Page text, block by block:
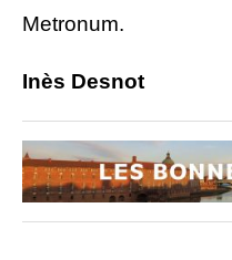
Metronum.
Inès Desnot